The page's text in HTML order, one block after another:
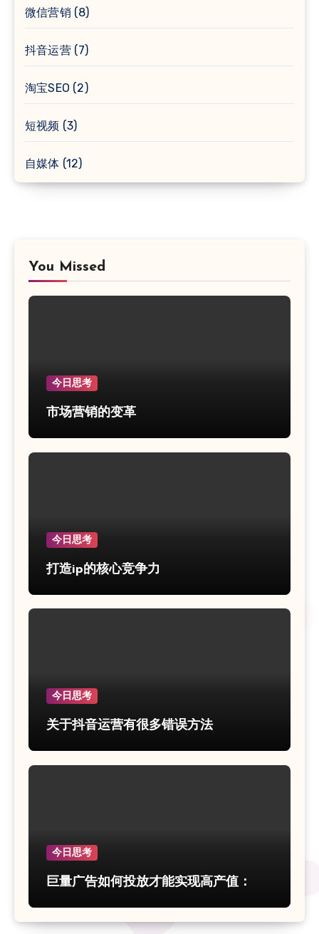
微信营销 (8)
抖音运营(7)
淘宝SEO (2)
短视频 (3)
自媒体 (12)
You Missed
今日思考
市场营销的变革
今日思考
打造ip的核心竞争力
今日思考
关于抖音运营有很多错误方法
今日思考
巨量广告如何投放才能实现高产值：